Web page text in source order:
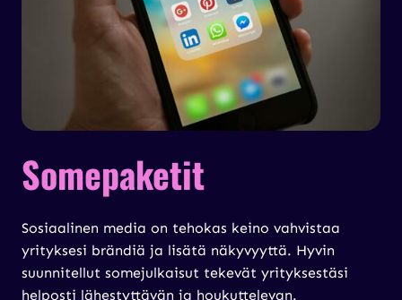
Somepaketit
Sosiaalinen media on tehokas keino vahvistaa
yrityksesi brändiä ja lisätä näkyvyyttä. Hyvin
suunnitellut somejulkaisut tekevät yrityksestäsi
helposti lähestyttävän ja houkuttelevan.